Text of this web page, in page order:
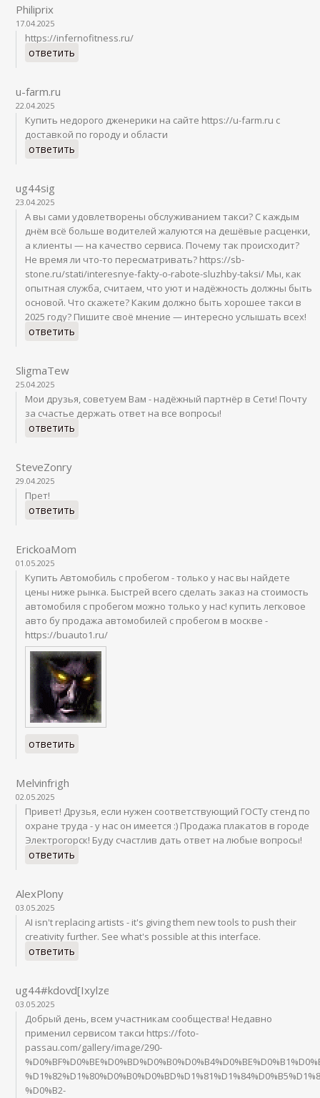
Philiprix
17.04.2025
https://infernofitness.ru/
ответить
u-farm.ru
22.04.2025
Купить недорого дженерики на сайте https://u-farm.ru с
доставкой по городу и области
ответить
ug44sig
23.04.2025
А вы сами удовлетворены обслуживанием такси? С каждым
днём всё больше водителей жалуются на дешёвые расценки,
а клиенты — на качество сервиса. Почему так происходит?
Не время ли что-то пересматривать? https://sb-
stone.ru/stati/interesnye-fakty-o-rabote-sluzhby-taksi/ Мы, как
опытная служба, считаем, что уют и надёжность должны быть
основой. Что скажете? Каким должно быть хорошее такси в
2025 году? Пишите своё мнение — интересно услышать всех!
ответить
SligmaTew
25.04.2025
Мои друзья, советуем Вам - надёжный партнёр в Сети! Почту
за счастье держать ответ на все вопросы!
ответить
SteveZonry
29.04.2025
Прет!
ответить
ErickoaMom
01.05.2025
Купить Автомобиль с пробегом - только у нас вы найдете
цены ниже рынка. Быстрей всего сделать заказ на стоимость
автомобиля с пробегом можно только у нас! купить легковое
авто бу продажа автомобилей с пробегом в москве -
https://buauto1.ru/
ответить
Melvinfrigh
02.05.2025
Привет! Друзья, если нужен соответствующий ГОСТу стенд по
охране труда - у нас он имеется :) Продажа плакатов в городе
Электрогорск! Буду счастлив дать ответ на любые вопросы!
ответить
AlexPlony
03.05.2025
AI isn't replacing artists - it's giving them new tools to push their
creativity further. See what's possible at this interface.
ответить
ug44#kdovd[IxylzefeuLidipukSI,2,5]
03.05.2025
Добрый день, всем участникам сообщества! Недавно
применил сервисом такси https://foto-
passau.com/gallery/image/290-
%D0%B2-